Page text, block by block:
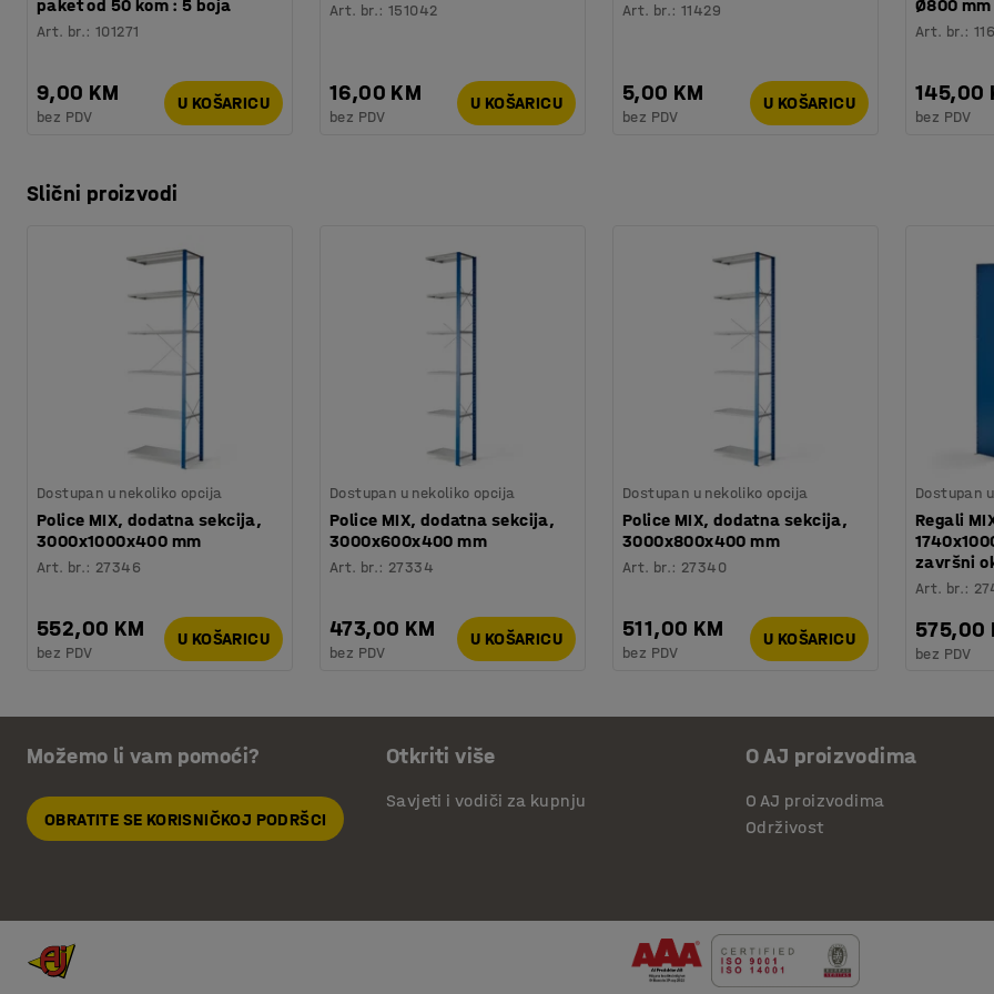
paket od 50 kom : 5 boja
Art. br.:101271
9,00 KM
bez PDV
U KOŠARICU
Art. br.:151042
16,00 KM
bez PDV
U KOŠARICU
Art. br.:11429
5,00 KM
bez PDV
U KOŠARICU
Ø800 mm
Art. br.:
145,00
bez PDV
Slični proizvodi
Dostupan u nekoliko opcija
Police MIX, dodatna sekcija,
3000x1000x400 mm
Art. br.: 27346
552,00 KM
bez PDV
U KOŠARICU
Dostupan u nekoliko opcija
Police MIX, dodatna sekcija,
3000x600x400 mm
Art. br.: 27334
473,00 KM
bez PDV
U KOŠARICU
Dostupan u nekoliko opcija
Police MIX, dodatna sekcija,
3000x800x400 mm
Art. br.: 27340
511,00 KM
bez PDV
U KOŠARICU
Dostupan
Regali
završni
Art. br.:
575,00
bez PDV
Možemo li vam pomoći?
OBRATITE SE KORISNIČKOJ PODRŠCI
Otkriti više
Savjeti i vodiči za kupnju
O AJ proizvodima
O AJ proizvodima
Održivost